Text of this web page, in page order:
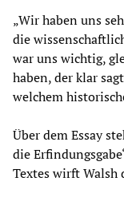
„Wir haben uns
die
war uns wichtig,
haben, der klar
welchem
Über dem Essay
die
Textes wirft Walsh